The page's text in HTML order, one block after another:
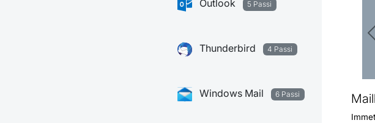
Outlook 5 Passi
Thunderbird 4 Passi
Windows Mail 6 Passi